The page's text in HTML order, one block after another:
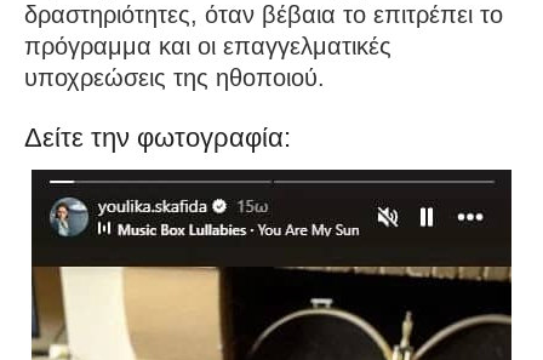
δραστηριότητες, όταν βέβαια το επιτρέπει το
πρόγραμμα και οι επαγγελματικές
υποχρεώσεις της ηθοποιού.
Δείτε την φωτογραφία: